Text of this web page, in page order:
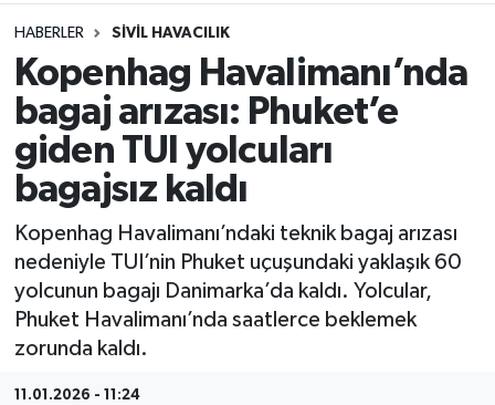
HABERLER SIVIL HAVACILIK
Kopenhag Havalimanı’nda
bagaj arızası: Phuket’e
giden TUI yolcuları
bagajsız kaldı
Kopenhag Havalimanı’ndaki teknik bagaj arızası
nedeniyle TUI’nin Phuket uçuşundaki yaklaşık 60
yolcunun bagajı Danimarka’da kaldı. Yolcular,
Phuket Havalimanı’nda saatlerce beklemek
zorunda kaldı.
11.01.2026 - 11:24